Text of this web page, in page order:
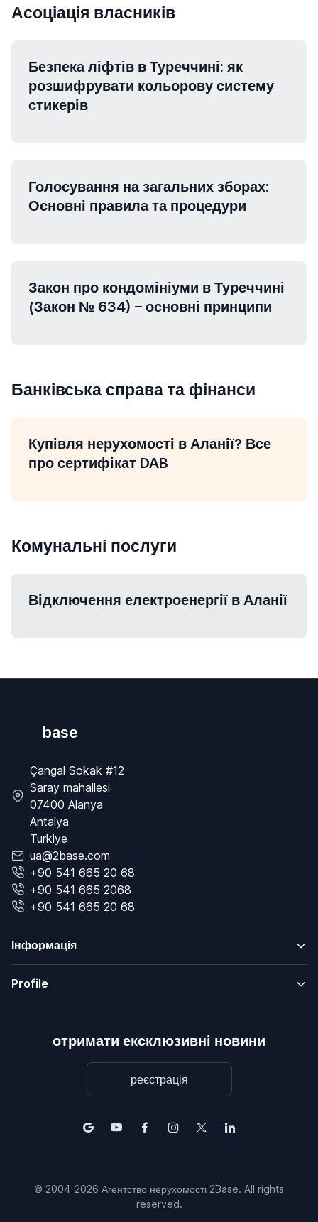
Асоціація власників
Безпека ліфтів в Туреччині: як
розшифрувати кольорову систему
стикерів
Голосування на загальних зборах:
Основні правила та процедури
Закон про кондомініуми в Туреччині
(Закон № 634) – основні принципи
Банківська справа та фінанси
Купівля нерухомості в Аланії? Все
про сертифікат DAB
Комунальні послуги
Відключення електроенергії в Аланії
base
Çangal Sokak #12
Saray mahallesi
07400 Alanya
Antalya
Turkiye
ua@2base.com
+90 541 665 20 68
+90 541 665 2068
+90 541 665 20 68
Інформація
Profile
отримати ексклюзивні новини
реєстрація
© 2004-2026 Агентство нерухомості 2Base. All rights
reserved.